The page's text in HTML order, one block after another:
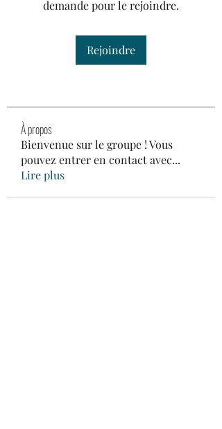
demande pour le rejoindre.
Rejoindre
À propos
Bienvenue sur le groupe ! Vous
pouvez entrer en contact avec...
Lire plus